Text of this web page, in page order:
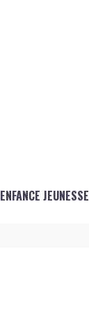
ENFANCE JEUNESSE